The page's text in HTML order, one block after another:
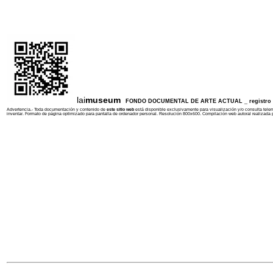
laimuseum FONDO DOCUMENTAL DE ARTE ACTUAL _
Advertencia.- Toda documentación y contenido de este sitio web está disponible exclusivamente para visualización y/o consulta
inventar. Formato de página optimizado para pantalla de ordenador personal. Resolución 800x600. Compilación web autoral realizada